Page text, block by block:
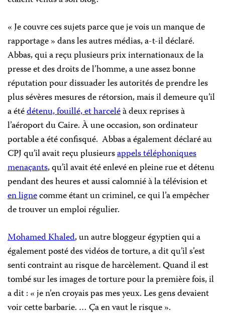
« Je couvre ces sujets parce que je vois un manque de
rapportage » dans les autres médias, a-t-il déclaré.
Abbas, qui a reçu plusieurs prix internationaux de la
presse et des droits de l’homme, a une assez bonne
réputation pour dissuader les autorités de prendre les
plus sévères mesures de rétorsion, mais il demeure qu’il
a étédétenu, fouillé, et harceléà deux reprises à
l’aéroport du Caire. À une occasion, son ordinateur
portable a été confisqué. Abbas a également déclaré au
CPJ qu’il avait reçu plusieursappels téléphoniques
menaçants, qu’il avait été enlevé en pleine rue et détenu
pendant des heures et aussi calomnié à la télévision et
en lignecomme étant un criminel,ce quil’a empêcher
de trouver un emploi régulier.
Mohamed Khaled,un autre bloggeur égyptien qui a
également posté des vidéos de torture, a dit qu’il s’est
senti contraint au risque de harcèlement. Quand il est
tombé sur les images de torture pour la première fois, il
a dit : « je n’en croyais pas mes yeux. Les gens devaient
voir cette barbarie. … Ça en vaut le risque ».